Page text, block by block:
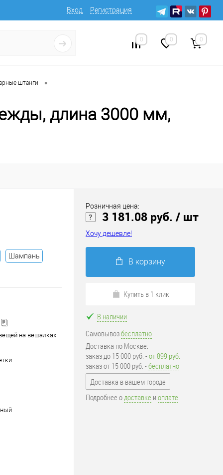
Вход Регистрация
0 0 0
штанги •
длина 3000 мм,
Шампань
на вешалках
Розничная цена:
3 181.08 руб. / шт
Хочу дешевле!
В корзину
Купить в 1 клик
В наличии
Самовывозбесплатно
Доставка по Москве:
заказ до 15 000 руб. -от 899 руб.
заказ от 15 000 руб. -бесплатно
Доставка в вашем городе
Подробнее одоставке и оплате